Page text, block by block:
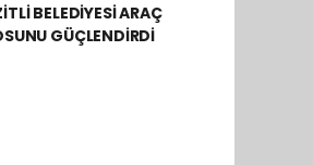
BELEDİYESİ ARAÇ
GÜÇLENDİRDİ